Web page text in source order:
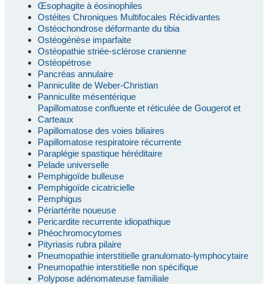
Œsophagite à éosinophiles
Ostéites Chroniques Multifocales Récidivantes
Ostéochondrose déformante du tibia
Ostéogénèse imparfaite
Ostéopathie striée-sclérose cranienne
Ostéopétrose
Pancréas annulaire
Panniculite de Weber-Christian
Panniculite mésentérique
Papillomatose confluente et réticulée de Gougerot et
Carteaux
Papillomatose des voies biliaires
Papillomatose respiratoire récurrente
Paraplégie spastique héréditaire
Pelade universelle
Pemphigoïde bulleuse
Pemphigoïde cicatricielle
Pemphigus
Périartérite noueuse
Pericardite recurrente idiopathique
Phéochromocytomes
Pityriasis rubra pilaire
Pneumopathie interstitielle granulomato-lymphocytaire
Pneumopathie interstitielle non spécifique
Polypose adénomateuse familiale